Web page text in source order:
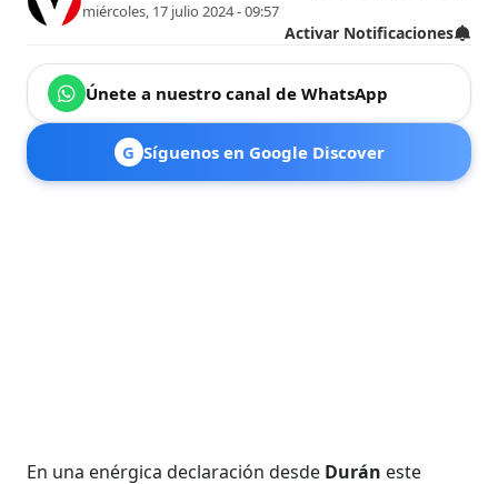
miércoles, 17 julio 2024 - 09:57
Activar Notificaciones
Únete a nuestro canal de WhatsApp
G Síguenos en Google Discover
En una enérgica declaración desde Durán este